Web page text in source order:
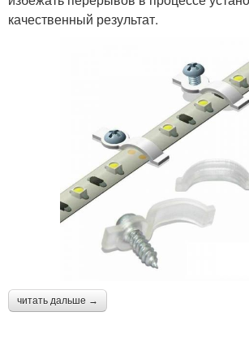
качественный результат.
читать дальше →